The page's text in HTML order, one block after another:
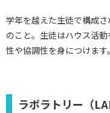
学年を越えた生徒で構成
のこと。生徒はハウス活
性や協調性を身につけます。
ラボラトリー（